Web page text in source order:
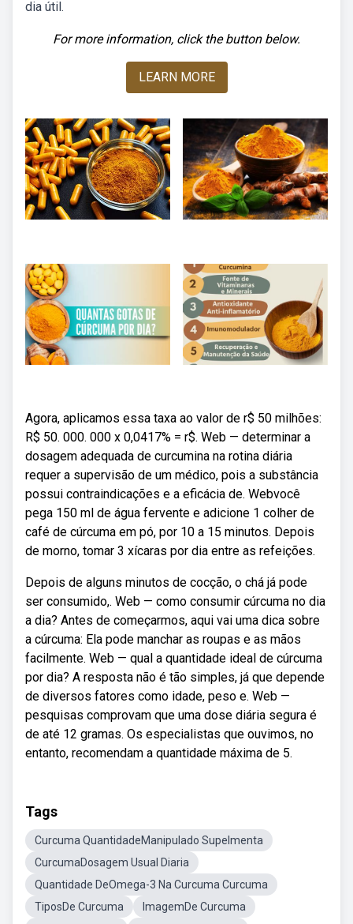
dia útil.
For more information, click the button below.
LEARN MORE
Agora, aplicamos essa taxa ao valor de r$ 50 milhões:
R$ 50. 000. 000 x 0,0417% = r$. Web — determinar a
dosagem adequada de curcumina na rotina diária
requer a supervisão de um médico, pois a substância
possui contraindicações e a eficácia de. Webvocê
pega 150 ml de água fervente e adicione 1 colher de
café de cúrcuma em pó, por 10 a 15 minutos. Depois
de morno, tomar 3 xícaras por dia entre as refeições.
Depois de alguns minutos de cocção, o chá já pode
ser consumido,. Web — como consumir cúrcuma no dia
a dia? Antes de começarmos, aqui vai uma dica sobre
a cúrcuma: Ela pode manchar as roupas e as mãos
facilmente. Web — qual a quantidade ideal de cúrcuma
por dia? A resposta não é tão simples, já que depende
de diversos fatores como idade, peso e. Web —
pesquisas comprovam que uma dose diária segura é
de até 12 gramas. Os especialistas que ouvimos, no
entanto, recomendam a quantidade máxima de 5.
Tags
Curcuma QuantidadeManipulado Supelmenta
CurcumaDosagem Usual Diaria
Quantidade DeOmega-3 Na Curcuma Curcuma
TiposDe Curcuma
ImagemDe Curcuma